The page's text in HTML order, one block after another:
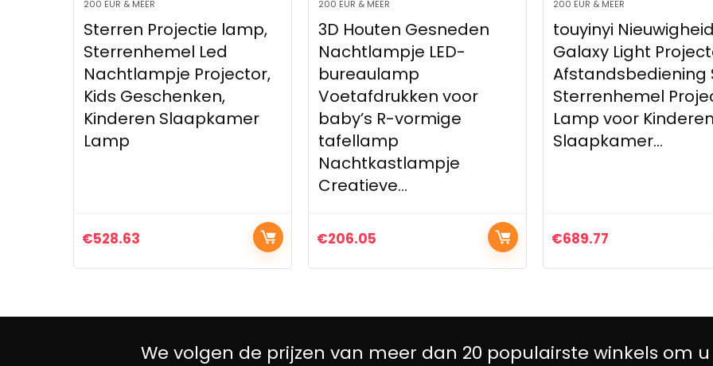
Projectie lamp,
Led
Projector,
Slaapkamer
3D Houten Gesneden
Nachtlampje LED-
bureaulamp
Voetafdrukken voor
baby’s R-vormige
Nachtkastlampje
touyinyi Nieuwigheid
Galaxy Light Projector
Afstandsbediening Star
Sterrenhemel Projector
Lamp voor Kinderen
Auto
met
We volgen de prijzen van meer dan 20 populairste winkels om